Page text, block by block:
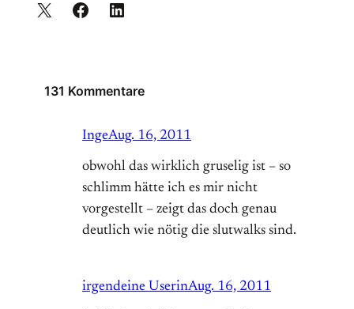
131 Kommentare
IngeAug. 16, 2011
obwohl das wirklich gruselig ist – so
schlimm hätte ich es mir nicht
vorgestellt – zeigt das doch genau
deutlich wie nötig die slutwalks sind.
irgendeine UserinAug. 16, 2011